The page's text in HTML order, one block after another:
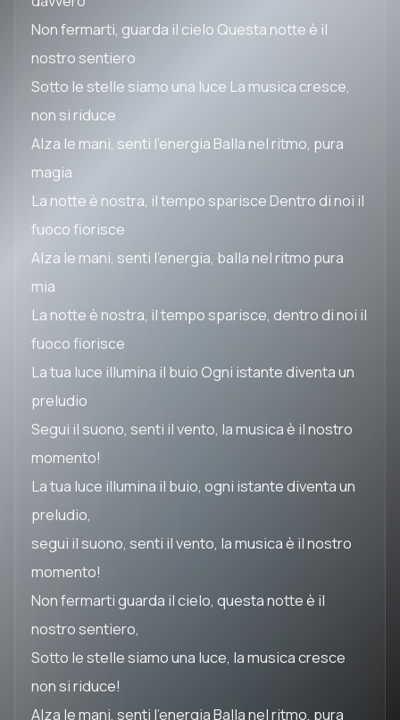
Non fermarti, guarda il cielo Questa notte è il
nostro sentiero
Sotto le stelle siamo una luce La musica cresce,
non si riduce
Alza le mani, senti l'energia Balla nel ritmo, pura
magia
La notte è nostra, il tempo sparisce Dentro di noi il
fuoco fiorisce
Alza le mani, senti l'energia, balla nel ritmo pura
mia
La notte è nostra, il tempo sparisce, dentro di noi il
fuoco fiorisce
La tua luce illumina il buio Ogni istante diventa un
preludio
Segui il suono, senti il vento, la musica è il nostro
momento!
La tua luce illumina il buio, ogni istante diventa un
preludio,
segui il suono, senti il vento, la musica è il nostro
momento!
Non fermarti guarda il cielo, questa notte è il
nostro sentiero,
Sotto le stelle siamo una luce, la musica cresce
non si riduce!
Alza le mani, senti l'energia Balla nel ritmo, pura